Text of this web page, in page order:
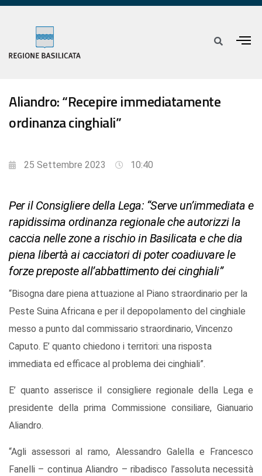
Aliandro: “Recepire immediatamente
ordinanza cinghiali”
25 Settembre 2023 10:40
Per il Consigliere della Lega: “Serve un’immediata e
rapidissima ordinanza regionale che autorizzi la
caccia nelle zone a rischio in Basilicata e che dia
piena libertà ai cacciatori di poter coadiuvare le
forze preposte all’abbattimento dei cinghiali”
“Bisogna dare piena attuazione al Piano straordinario per la
Peste Suina Africana e per il depopolamento del cinghiale
messo a punto dal commissario straordinario, Vincenzo
Caputo. E’ quanto chiedono i territori: una risposta
immediata ed efficace al problema dei cinghiali”.
E’ quanto asserisce il consigliere regionale della Lega e
presidente della prima Commissione consiliare, Gianuario
Aliandro.
“Agli assessori al ramo, Alessandro Galella e Francesco
Fanelli – continua Aliandro – ribadisco l’assoluta necessità